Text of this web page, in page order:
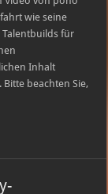
wie seine
Talentbuilds für
Inhalt
beachten Sie,